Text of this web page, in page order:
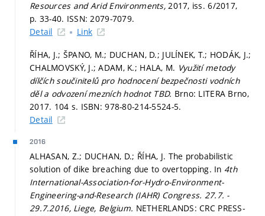
Resources and Arid Environments, 2017, iss. 6/2017,
p. 33-40. ISSN: 2079-7079.
Detail
Link
ŘÍHA, J.; ŠPANO, M.; DUCHAN, D.; JULÍNEK, T.; HODÁK, J.;
CHALMOVSKÝ, J.; ADAM, K.; HALA, M. Využití metody
dílčích součinitelů pro hodnocení bezpečnosti vodních
děl a odvození mezních hodnot TBD. Brno: LITERA Brno,
2017. 104 s. ISBN: 978-80-214-5524-5.
Detail
2016
ALHASAN, Z.; DUCHAN, D.; ŘÍHA, J. The probabilistic
solution of dike breaching due to overtopping. In 4th
International-Association-for-Hydro-Environment-
Engineering-and-Research (IAHR) Congress. 27.7. -
29.7.2016, Liege, Belgium. NETHERLANDS: CRC PRESS-